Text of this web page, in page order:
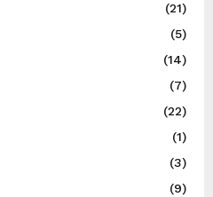
(21)
(5)
(14)
(7)
(22)
(1)
(3)
(9)